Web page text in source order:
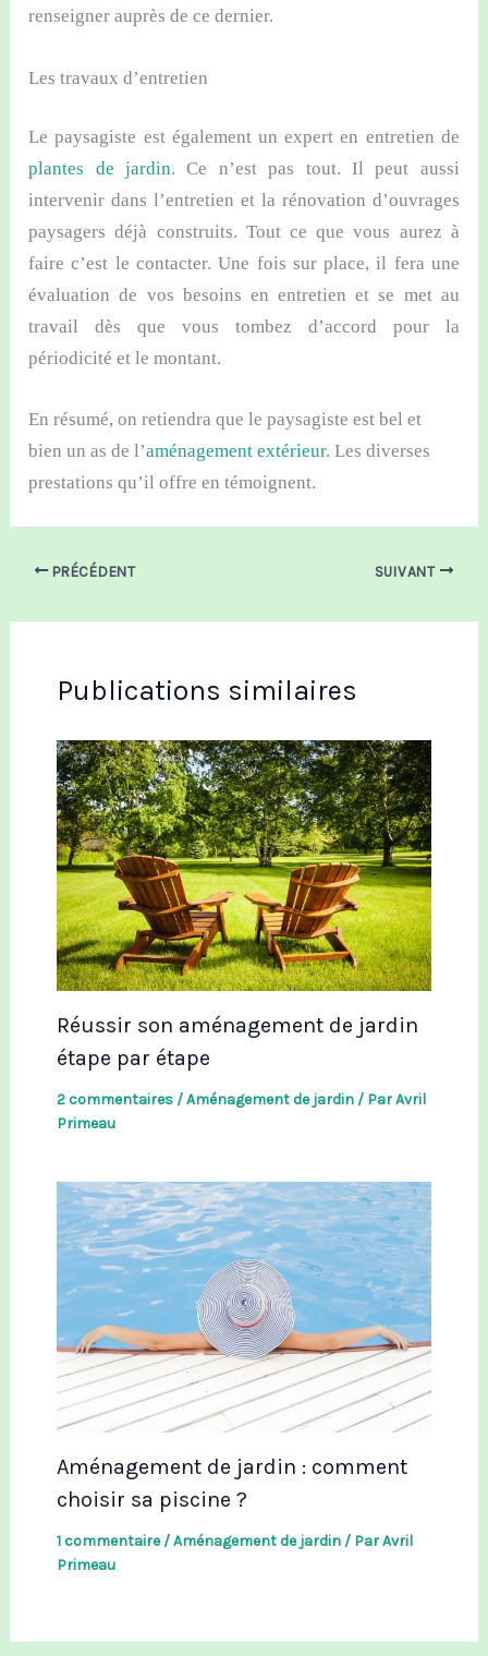
renseigner auprès de ce dernier.
Les travaux d’entretien
Le paysagiste est également un expert en entretien de
plantes de jardin. Ce n’est pas tout. Il peut aussi
intervenir dans l’entretien et la rénovation d’ouvrages
paysagers déjà construits. Tout ce que vous aurez à
faire c’est le contacter. Une fois sur place, il fera une
évaluation de vos besoins en entretien et se met au
travail dès que vous tombez d’accord pour la
périodicité et le montant.
En résumé, on retiendra que le paysagiste est bel et
bien un as de l’aménagement extérieur. Les diverses
prestations qu’il offre en témoignent.
PRÉCÉDENT SUIVANT
Publications similaires
Réussir son aménagement de jardin
étape par étape
2 commentaires /Aménagement de jardin/ ParAvril
Primeau
Aménagement de jardin : comment
choisir sa piscine ?
1 commentaire /Aménagement de jardin/ ParAvril
Primeau